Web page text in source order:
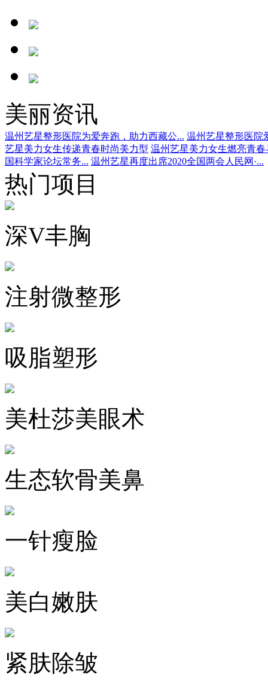
美丽资讯
温州艺星整形医院为爱奔跑，助力西藏公... 温州艺星整形医院
艺星美力女生传递青春时尚美力型 温州艺星美力女生燃亮青春
国科学家论坛常务... 温州艺星再度出席2020全国两会人民网·...
热门项目
深V丰胸
注射微整形
吸脂塑形
美杜莎美眼术
生态软骨美鼻
一针瘦脸
美白嫩肤
紧肤除皱